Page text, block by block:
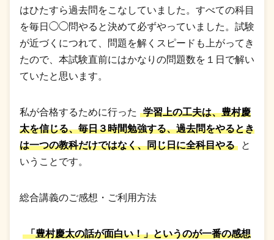
はひたすら過去問をこなしていました。すべての科目
を毎日◯◯問やると決めて必ずやっていました。試験
が近づくにつれて、問題を解くスピードも上がってき
たので、本試験直前にはかなりの問題数を１日で解い
ていたと思います。
私が合格するために行った
学習上の工夫は、豊村慶
太を信じる、毎日３時間勉強する、過去問をやるとき
は一つの教科だけではなく、同じ日に全科目やる
と
いうことです。
総合講義のご感想・ご利用方法
「豊村慶太の話が面白い！」というのが一番の感想